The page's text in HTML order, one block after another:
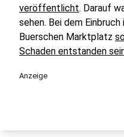
veröffentlicht. Darauf
sehen. Bei dem
Buerschen Marktplatz
Schaden entstanden
Anzeige